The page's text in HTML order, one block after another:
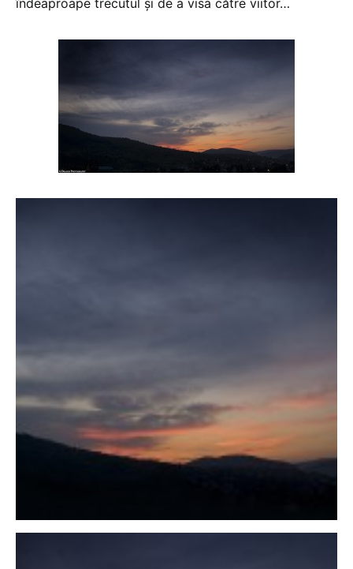
îndeaproape trecutul şi de a visa către viitor…